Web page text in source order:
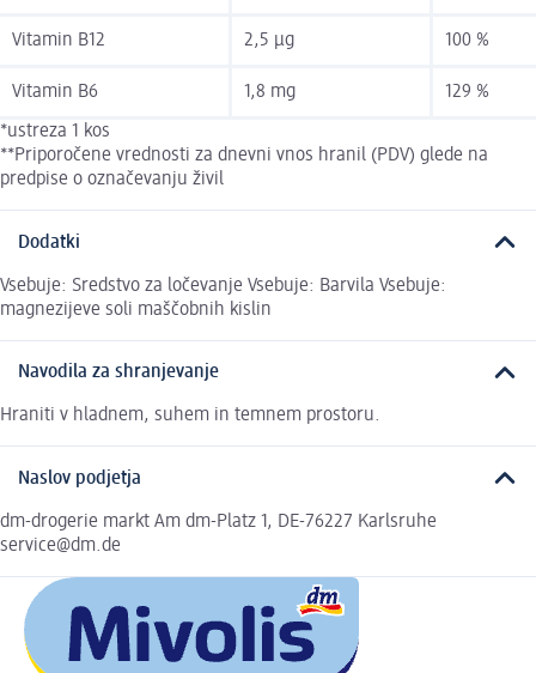
Vitamin B12 2,5 µg 100 %
Vitamin B6 1,8 mg 129 %
*ustreza 1 kos
**Priporočene vrednosti za dnevni vnos hranil (PDV) glede na
predpise o označevanju živil
Dodatki
Vsebuje: Sredstvo za ločevanje Vsebuje: Barvila Vsebuje:
magnezijeve soli maščobnih kislin
Navodila za shranjevanje
Hraniti v hladnem, suhem in temnem prostoru.
Naslov podjetja
dm-drogerie markt Am dm-Platz 1, DE-76227 Karlsruhe
service@dm.de